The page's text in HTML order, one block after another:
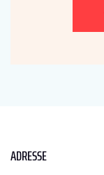
ADRESSE